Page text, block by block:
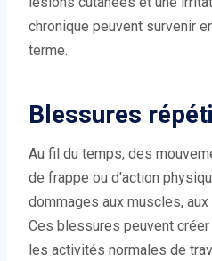
chronique peuvent survenir
terme.
Blessures
Au fil du temps, des
de frappe ou d'action
dommages aux muscles,
Ces blessures peuvent
les activités normales de